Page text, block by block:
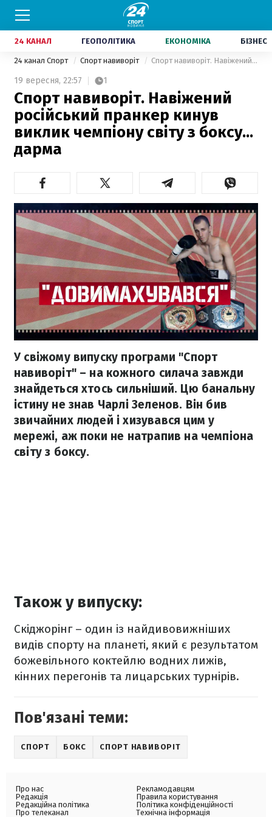
24 КАНАЛ ГЕОПОЛІТИКА ЕКОНОМІКА БІЗНЕС
24 канал Спорт Спорт навиворіт Спорт навиворіт. Навіжений російський пранкер кинув виклик чемпіону світу з боксу... дарма
19 вересня, 22:57 1
Спорт навиворіт. Навіжений
російський пранкер кинув
виклик чемпіону світу з боксу...
дарма
У свіжому випуску програми "Спорт
навиворіт" – на кожного силача завжди
знайдеться хтось сильніший. Цю банальну
істину не знав Чарлі Зеленов. Він бив
звичайних людей і хизувався цим у
мережі, аж поки не натрапив на чемпіона
світу з боксу.
Також у випуску:
Скіджорінг – один із найдивовижніших
видів спорту на планеті, який є результатом
божевільного коктейлю водних лижів,
кінних перегонів та лицарських турнірів.
Пов'язані теми:
СПОРТ БОКС СПОРТ НАВИВОРІТ
Про нас
Редакція
Редакційна політика
Про телеканал
Рекламодавцям
Правила користування
Політика конфіденційності
Технічна інформація